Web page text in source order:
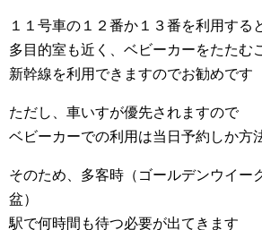
１１号車の１２番か１３番を利用する
多目的室も近く、ベビーカーをたたむ
新幹線を利用できますのでお勧めです
ただし、車いすが優先されますので
ベビーカーでの利用は当日予約しか方
そのため、多客時（ゴールデンウイー
盆）
駅で何時間も待つ必要が出てきます